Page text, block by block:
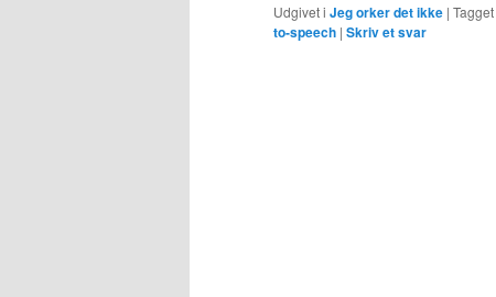
Udgivet i Jeg orker det ikke | Tagget
to-speech | Skriv et svar